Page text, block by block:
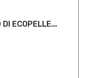
ECOPELLE...